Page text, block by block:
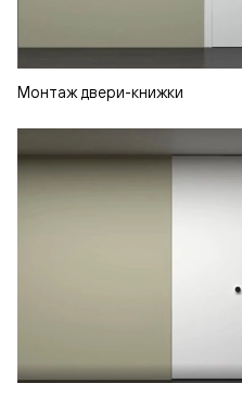
Монтаж двери-книжки